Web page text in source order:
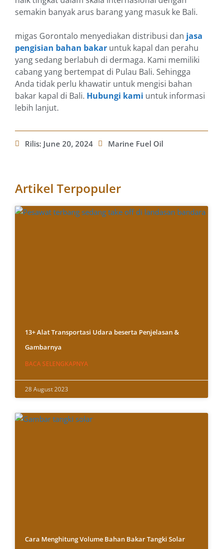
semakin banyak arus barang yang masuk ke Bali.
migas Gorontalo menyediakan distribusi dan jasa
pengisian bahan bakar untuk kapal dan perahu
yang sedang berlabuh di dermaga. Kami memiliki
cabang yang bertempat di Pulau Bali. Sehingga
Anda tidak perlu khawatir untuk mengisi bahan
bakar kapal di Bali. Hubungi kami untuk informasi
lebih lanjut.
Rilis: June 20, 2024 Marine Fuel Oil
Artikel Terpopuler
13+ Alat Transportasi Udara beserta Penjelasan &
Gambarnya
BACA SELENGKAPNYA
28 August 2023
Cara Menghitung Volume Bahan Bakar Tangki Solar